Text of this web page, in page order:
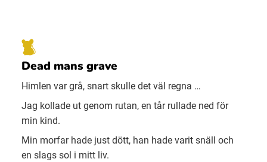
Dead mans grave
Himlen var grå, snart skulle det väl regna …
Jag kollade ut genom rutan, en tår rullade ned för
min kind.
Min morfar hade just dött, han hade varit snäll och
en slags sol i mitt liv.